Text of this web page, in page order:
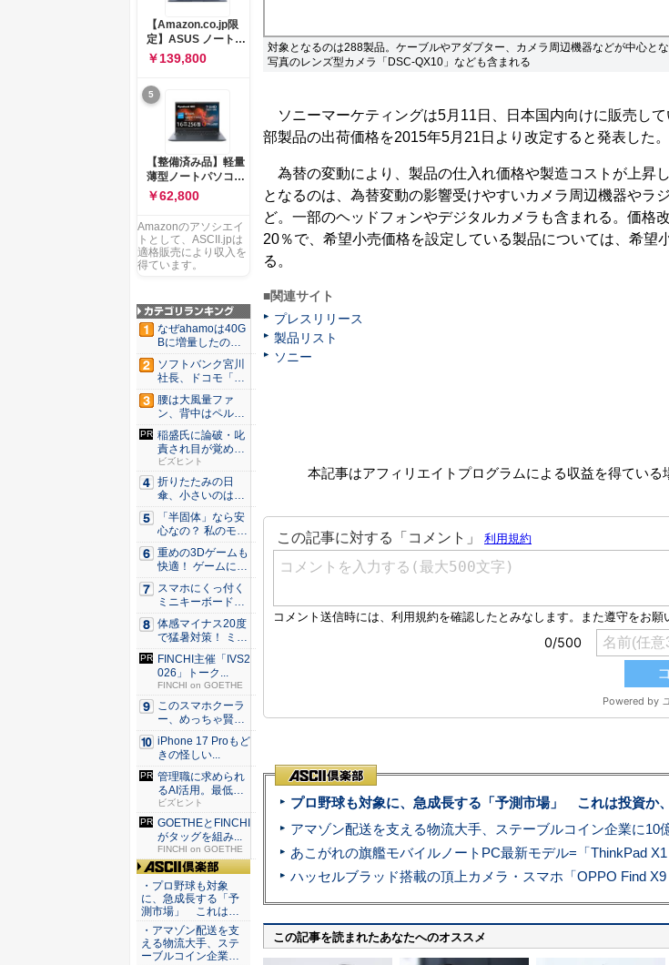
対象となるのは288製品。ケーブルやアダプター、カメラ周辺機器などが中心とな
写真のレンズ型カメラ「DSC-QX10」なども含まれる
ソニーマーケティングは5月11日、日本国内向けに販売し
部製品の出荷価格を2015年5月21日より改定すると発表した。
為替の変動により、製品の仕入れ価格や製造コストが上昇
となるのは、為替変動の影響受けやすいカメラ周辺機器やラ
ど。一部のヘッドフォンやデジタルカメラも含まれる。価格
20％で、希望小売価格を設定している製品については、希望
る。
■関連サイト
プレスリリース
製品リスト
ソニー
本記事はアフィリエイトプログラムによる収益を得ている
プロ野球も対象に、急成長する「予測市場」 これは投資か
この記事を読まれたあなたへのオススメ
版 Windows11 バッ
テリー駆動12.6時間
重量1.39kg ルナグレ
ー 83K9003JJP ノー
トPC
【Amazon.co.jp限
定】ASUS ノートパ
ソコン Vivobook 15
M1502NAQ 15.6イ
ンチ AMD Ryzen 7
170 メモリ16GB
SSD 512GB
Microsoft 365
Personal (24か月版)
搭載 Windows 11 重
量1.7kg Wi-Fi 6E ク
ワイエットブルー
M1502NAQ-
￥139,800
5
【整備済み品】軽量
薄型ノートパソコン
dynabook G83 ■
13.3型
FHD(1920x1080) -
高性能第11世代Core
i5-1135G7 - メモリ
16GB - SSD 256GB
USB Type-C - MS
Office 2021 - Win11
搭載
￥62,800
Amazonのアソシエイ
トとして、ASCII.jpは
適格販売により収入を
得ています。
なぜahamoは40G
Bに増量したの
か ...
ソフトバンク宮川
社長、ドコモ「ah
amo...
腰は大風量ファ
ン、背中はペルチ
ェ冷却。ダ...
稲盛氏に論破・叱
責され目が覚め
た。経営者...
ビズヒント
折りたたみの日
傘、小さいのは困
る！ それ...
「半固体」なら安
心なの？ 私のモバ
イルバ...
重めの3Dゲームも
快適！ ゲームに強
いH...
スマホにくっ付く
ミニキーボード！
触ってわ...
体感マイナス20度
で猛暑対策！ ミズ
ノの...
FINCHI主催「IVS2
026」トーク...
FINCHI on GOETHE
このスマホクーラ
ー、めっちゃ賢
い。ただ冷...
iPhone 17 Proもど
きの怪しい...
管理職に求められ
るAI活用。最低限
やるべ...
ビズヒント
GOETHEとFINCHI
がタッグを組み...
FINCHI on GOETHE
ASCII倶楽部
・プロ野球も対象
に、急成長する「予
測市場」 これは…
・アマゾン配送を支
える物流大手、ステ
ーブルコイン企業…